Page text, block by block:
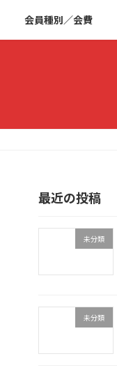
会員種別／会費
最近の投稿
未分類
未分類